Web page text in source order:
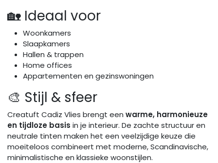
🏡 Ideaal voor
Woonkamers
Slaapkamers
Hallen & trappen
Home offices
Appartementen en gezinswoningen
🎨 Stijl & sfeer
Creatuft Cadiz Vlies brengt een warme, harmonieuze
en tijdloze basis in je interieur. De zachte structuur en
neutrale tinten maken het een veelzijdige keuze die
moeiteloos combineert met moderne, Scandinavische,
minimalistische en klassieke woonstijlen.